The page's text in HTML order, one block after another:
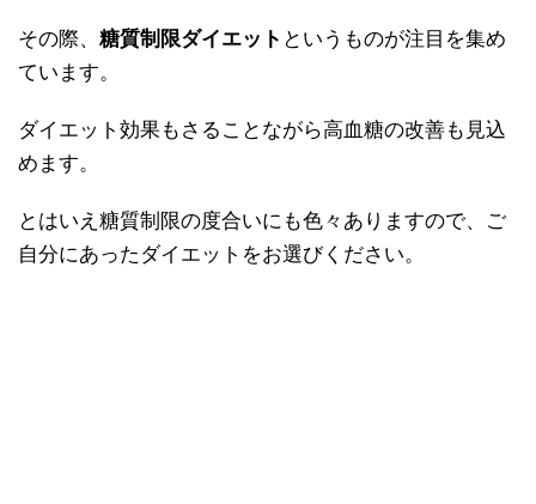
その際、 糖質制限ダイエット というものが注目を集め
ています。
ダイエット効果もさることながら高血糖の改善も見込
めます。
とはいえ糖質制限の度合いにも色々ありますので、ご
自分にあったダイエットをお選びください。